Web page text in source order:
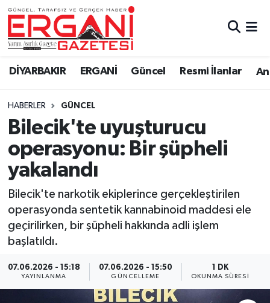
DİYARBAKIR ERGANİ Güncel Resmi İlanlar
HABERLER GÜNCEL
Bilecik'te uyuşturucu
operasyonu: Bir şüpheli
yakalandı
Bilecik'te narkotik ekiplerince gerçekleştirilen
operasyonda sentetik kannabinoid maddesi ele
geçirilirken, bir şüpheli hakkında adli işlem
başlatıldı.
07.06.2026 - 15:18
YAYINLANMA
07.06.2026 - 15:50
GÜNCELLEME
1 DK
OKUNMA SÜRESI
DİYARBAKIR
BİSMİL
BAĞLAR
ERGANİ
Güncel
Resmi İlanlar
Sağlık
Si̇yaset
Spor
Yaşam
Ergani Nöbetçi Eczaneler
Ergani Hava Durumu
Ergani Trafik Yoğunluk Haritası
Süper Lig Puan Durumu ve Fikstür
Tüm Manşetler
Son Dakika Haberleri
Haber Arşivi